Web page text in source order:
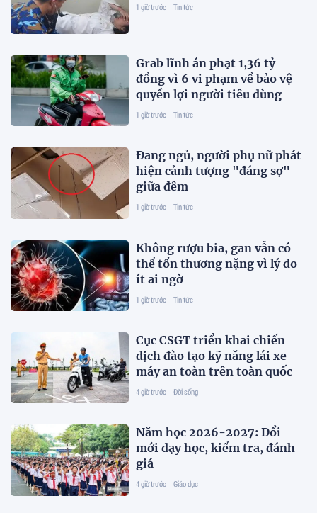
1 giờ trước Tin tức
Grab lĩnh án phạt 1,36 tỷ
đồng vì 6 vi phạm về bảo vệ
quyền lợi người tiêu dùng
1 giờ trước Tin tức
Đang ngủ, người phụ nữ phát
hiện cảnh tượng "đáng sợ"
giữa đêm
1 giờ trước Tin tức
Không rượu bia, gan vẫn có
thể tổn thương nặng vì lý do
ít ai ngờ
1 giờ trước Tin tức
Cục CSGT triển khai chiến
dịch đào tạo kỹ năng lái xe
máy an toàn trên toàn quốc
4 giờ trước Đời sống
Năm học 2026-2027: Đổi
mới dạy học, kiểm tra, đánh
giá
4 giờ trước Giáo dục